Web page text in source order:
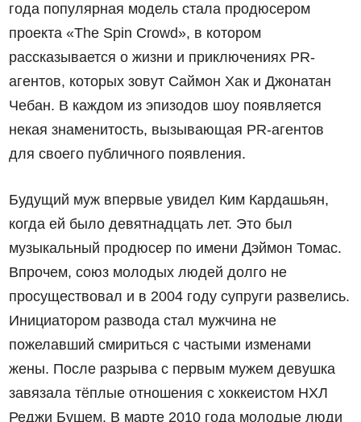
года популярная модель стала продюсером
проекта «The Spin Crowd», в котором
рассказывается о жизни и приключениях PR-
агентов, которых зовут Саймон Хак и Джонатан
Чебан. В каждом из эпизодов шоу появляется
некая знаменитость, вызывающая PR-агентов
для своего публичного появления.
Будущий муж впервые увидел Ким Кардашьян,
когда ей было девятнадцать лет. Это был
музыкальный продюсер по имени Дэймон Томас.
Впрочем, союз молодых людей долго не
просуществовал и в 2004 году супруги развелись.
Инициатором развода стал мужчина не
пожелавший смириться с частыми изменами
жены. После разрыва с первым мужем девушка
завязала тёплые отношения с хоккеистом НХЛ
Реджи Бушем. В марте 2010 года молодые люди